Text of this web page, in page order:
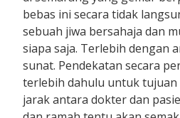
bebas ini secara tidak
sebuah jiwa bersahaja dan
siapa saja. Terlebih dengan
sunat. Pendekatan secara
terlebih dahulu untuk tujuan
jarak antara dokter dan